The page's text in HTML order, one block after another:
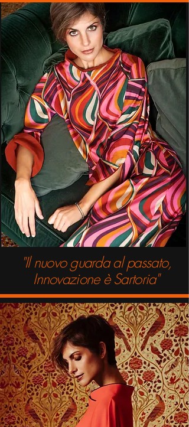
"Il nuovo guarda al passato,
Innovazione è Sartoria"